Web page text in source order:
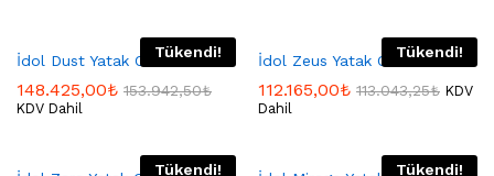
Tükendi!
İdol Dust Yatak Odası
148.425,00₺ 153.942,50₺
KDV Dahil
Tükendi!
İdol Zeus Yatak Odası
112.165,00₺ 113.043,25₺ KDV
Dahil
Tükendi! Tükendi!